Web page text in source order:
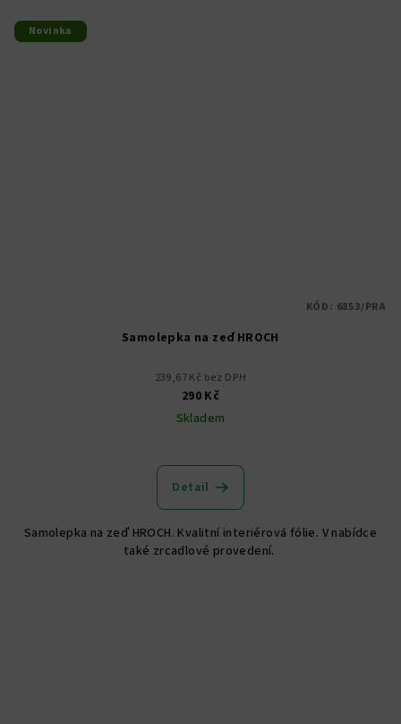
Novinka
Samolepka na zeď HROCH
239,67 Kč bez DPH
290 Kč
Skladem
Detail
Samolepka na zeď HROCH. Kvalitní interiérová fólie. V nabídce
také zrcadlové provedení.
KÓD: 6853/PRA